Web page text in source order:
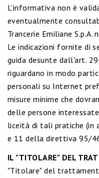
L'informativa non è
eventualmente
Trancerie Emiliane
Le indicazioni fornite di
guida desunte dall'art.
riguardano in modo
personali su Internet
misure minime che
delle persone
liceità di tali pratiche (in
e 11 della direttiva 95/
IL "TITOLARE" DEL
"Titolare" del